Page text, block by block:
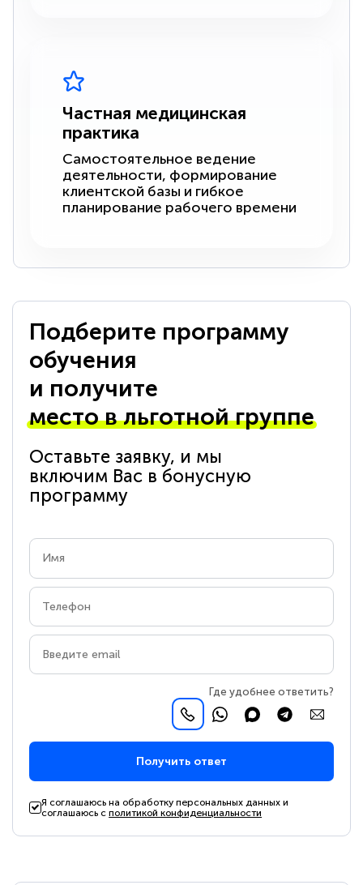
Частная медицинская
практика
Самостоятельное ведение
деятельности, формирование
клиентской базы и гибкое
планирование рабочего времени
Подберите программу
обучения
и получите
место в льготной группе
Оставьте заявку, и мы
включим Вас в бонусную
программу
Где удобнее ответить?
Получить ответ
Я соглашаюсь на обработку персональных данных и
соглашаюсь сполитикой конфиденциальности